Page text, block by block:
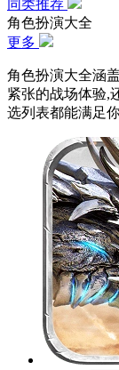
同类推荐
角色扮演大全
更多
角色扮演大全涵
紧张的战场体验,
选列表都能满足